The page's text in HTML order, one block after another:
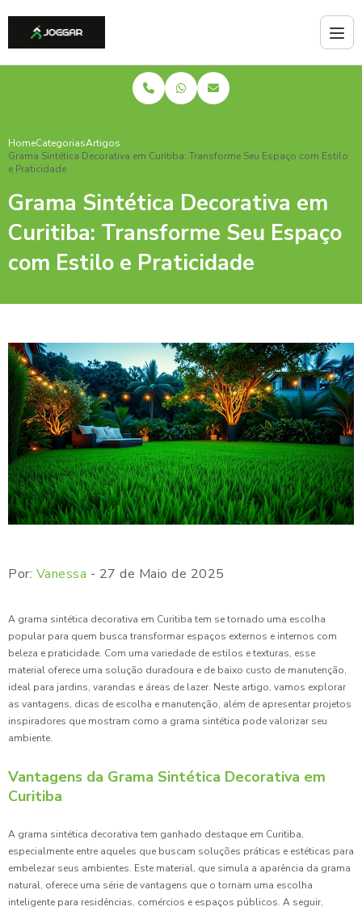
HomeCategoriasArtigos
Grama Sintética Decorativa em Curitiba: Transforme Seu Espaço com Estilo
e Praticidade
Grama Sintética Decorativa em
Curitiba: Transforme Seu Espaço
com Estilo e Praticidade
Por: Vanessa - 27 de Maio de 2025
A grama sintética decorativa em Curitiba tem se tornado uma escolha
popular para quem busca transformar espaços externos e internos com
beleza e praticidade. Com uma variedade de estilos e texturas, esse
material oferece uma solução duradoura e de baixo custo de manutenção,
ideal para jardins, varandas e áreas de lazer. Neste artigo, vamos explorar
as vantagens, dicas de escolha e manutenção, além de apresentar projetos
inspiradores que mostram como a grama sintética pode valorizar seu
ambiente.
Vantagens da Grama Sintética Decorativa em
Curitiba
A grama sintética decorativa tem ganhado destaque em Curitiba,
especialmente entre aqueles que buscam soluções práticas e estéticas para
embelezar seus ambientes. Este material, que simula a aparência da grama
natural, oferece uma série de vantagens que o tornam uma escolha
inteligente para residências, comércios e espaços públicos. A seguir,